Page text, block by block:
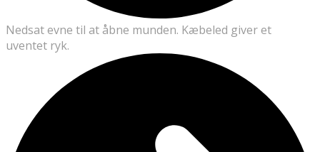
Nedsat evne til at åbne munden. Kæbeled giver et
uventet ryk.